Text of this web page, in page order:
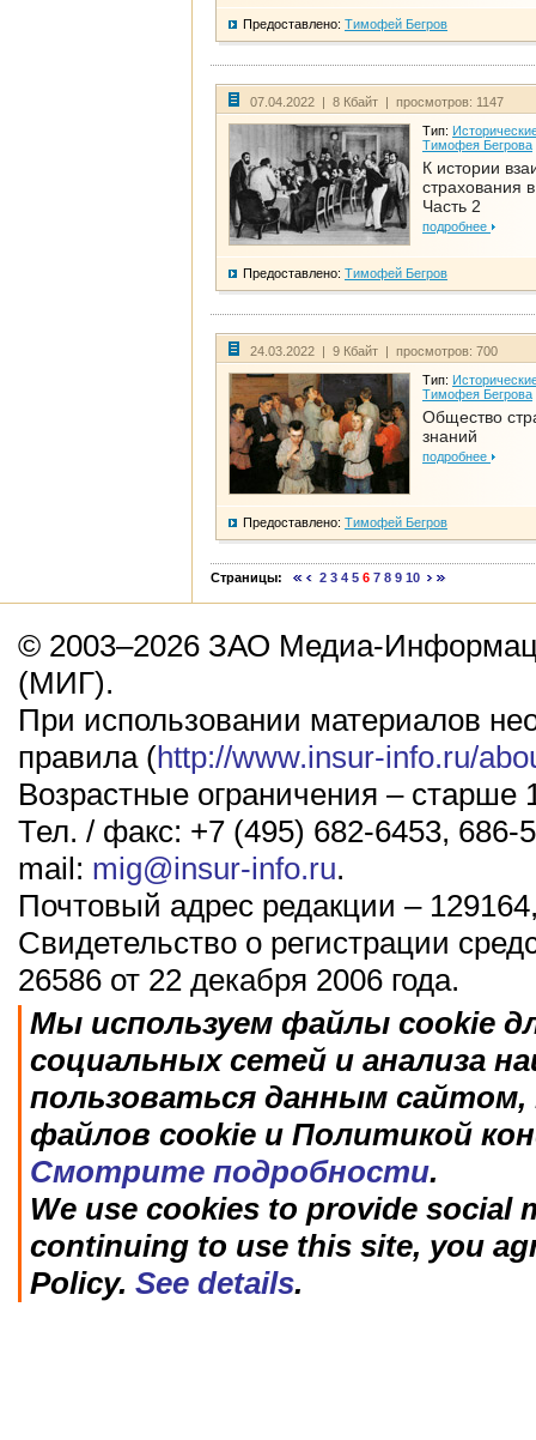
Предоставлено: Тимофей Бегров
07.04.2022 | 8 Кбайт | просмотров: 1147
Тип:
Тимофея Бегрова
К истории
страхования
Часть 2
подробнее
Предоставлено: Тимофей Бегров
24.03.2022 | 9 Кбайт | просмотров: 700
Тип:
Тимофея Бегрова
Общество
знаний
подробнее
Предоставлено: Тимофей Бегров
Страницы: 2 3 4 5 6 7 8 9 10
© 2003–2026 ЗАО Медиа-
(МИГ).
При использовании материалов
правила (http://www.insur-info.ru/
Возрастные ограничения – старше
Тел. / факс: +7 (495) 682-6453, 686-
mail: mig@insur-info.ru.
Почтовый адрес редакции –
Свидетельство о регистрации
26586 от 22 декабря 2006 года.
Мы используем файлы cookie
социальных сетей и анализа
пользоваться данным
файлов cookie и Политикой
Смотрите подробности.
We use cookies to provide social
continuing to use this site, you
Policy. See details.